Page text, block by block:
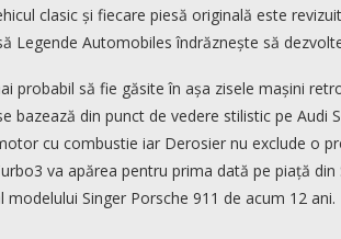
clasic și fiecare piesă originală este
Legende Automobiles îndrăznește să
probabil să fie găsite în așa zisele mașini
bazează din punct de vedere stilistic pe Audi
cu combustie iar Derosier nu exclude o
va apărea pentru prima dată pe piață din
Singer Porsche 911 de acum 12 ani.